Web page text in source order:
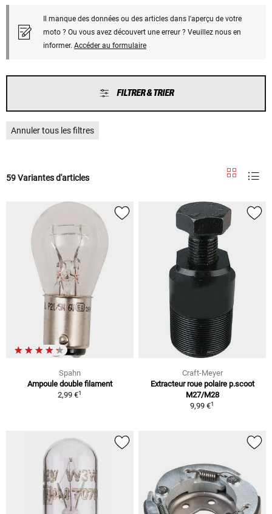
Il manque des données ou des articles dans l'aperçu de votre
moto ? Ou vous avez découvert une erreur ? Veuillez nous en
informer. Accéder au formulaire
FILTRER & TRIER
Annuler tous les filtres
59 Variantes d'articles
Spahn
Ampoule double filament
2,99 €1
Craft-Meyer
Extracteur roue polaire p.scoot
M27/M28
9,99 €1